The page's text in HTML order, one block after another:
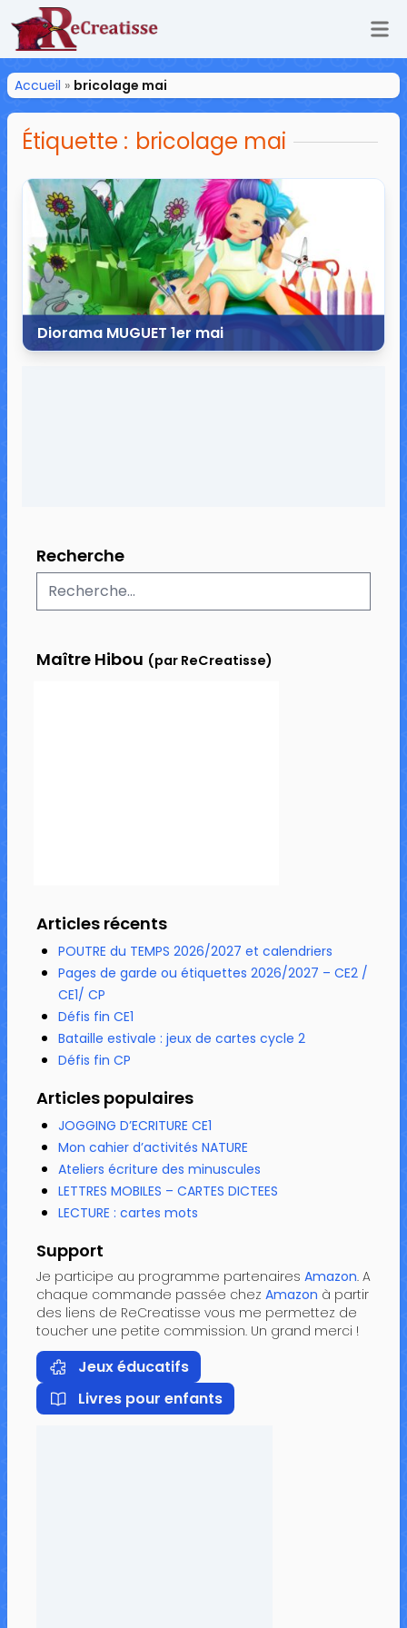
ReCreatisse
Accueil » bricolage mai
Étiquette : bricolage mai
Diorama MUGUET 1er mai
Recherche
Maître Hibou (par ReCreatisse)
Articles récents
POUTRE du TEMPS 2026/2027 et calendriers
Pages de garde ou étiquettes 2026/2027 – CE2 /
CE1/ CP
Défis fin CE1
Bataille estivale : jeux de cartes cycle 2
Défis fin CP
Articles populaires
JOGGING D’ECRITURE CE1
Mon cahier d’activités NATURE
Ateliers écriture des minuscules
LETTRES MOBILES – CARTES DICTEES
LECTURE : cartes mots
Support
Je participe au programme partenaires Amazon. A
chaque commande passée chez Amazon à partir
des liens de ReCreatisse vous me permettez de
toucher une petite commission. Un grand merci !
Jeux éducatifs
Livres pour enfants